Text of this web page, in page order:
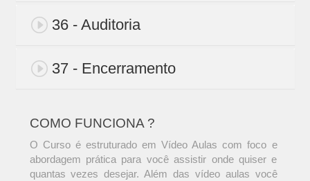
36 - Auditoria
37 - Encerramento
COMO FUNCIONA ?
O Curso é estruturado em Vídeo Aulas com foco e
abordagem prática para você assistir onde quiser e
quantas vezes desejar. Além das vídeo aulas você